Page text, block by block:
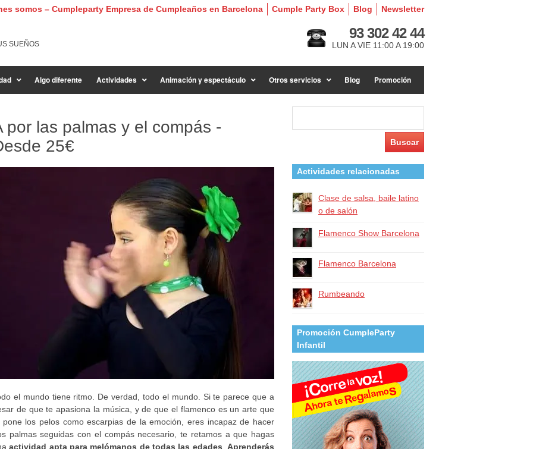
Newsletter
Blog
Cumple Party Box
somos – Cumpleparty Empresa de Cumpleaños en Barcelona
SUEÑOS
93 302 42 44
LUN A VIE 11:00 A 19:00
Algo diferente Actividades Animación y espectáculo Otros servicios Blog Promoción
por las palmas y el compás -
25€
el mundo tiene ritmo. De verdad, todo el mundo. Si te parece que a
de que te apasiona la música, y de que el flamenco es un arte que
pone los pelos como escarpias de la emoción, eres incapaz de hacer
palmas seguidas con el compás necesario, te retamos a que hagas
actividad apta para melómanos de todas las edades .Aprenderás
Actividades relacionadas
Clase de salsa, baile latino
o de salón
Flamenco Show Barcelona
Flamenco Barcelona
Rumbeando
Promoción CumpleParty
Infantil